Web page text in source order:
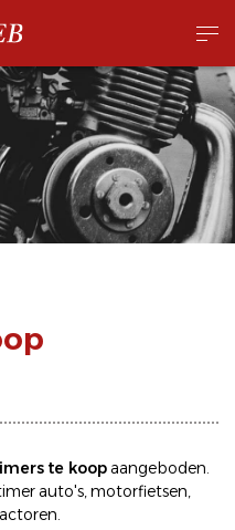
te koopaangeboden.
auto's,motorfietsen,
.